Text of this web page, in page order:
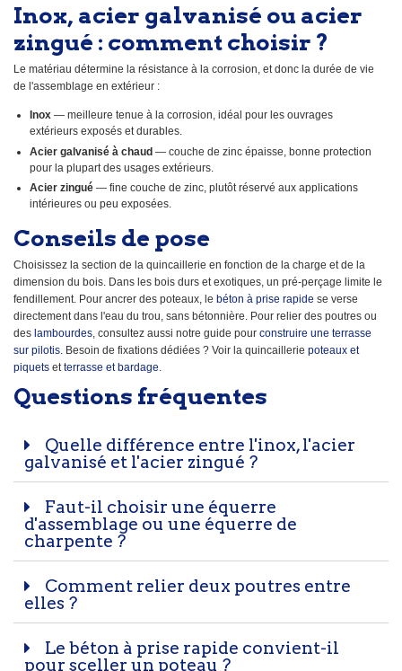
Inox, acier galvanisé ou acier
zingué : comment choisir ?
Le matériau détermine la résistance à la corrosion, et donc la durée de vie
de l'assemblage en extérieur :
Inox — meilleure tenue à la corrosion, idéal pour les ouvrages
extérieurs exposés et durables.
Acier galvanisé à chaud — couche de zinc épaisse, bonne protection
pour la plupart des usages extérieurs.
Acier zingué — fine couche de zinc, plutôt réservé aux applications
intérieures ou peu exposées.
Conseils de pose
Choisissez la section de la quincaillerie en fonction de la charge et de la
dimension du bois. Dans les bois durs et exotiques, un pré-perçage limite le
fendillement. Pour ancrer des poteaux, le béton à prise rapide se verse
directement dans l'eau du trou, sans bétonnière. Pour relier des poutres ou
des lambourdes, consultez aussi notre guide pour construire une terrasse
sur pilotis. Besoin de fixations dédiées ? Voir la quincaillerie poteaux et
piquets etterrasse et bardage.
Questions fréquentes
Quelle différence entre l'inox, l'acier
galvanisé et l'acier zingué ?
Faut-il choisir une équerre
d'assemblage ou une équerre de
charpente ?
Comment relier deux poutres entre
elles ?
Le béton à prise rapide convient-il
pour sceller un poteau ?